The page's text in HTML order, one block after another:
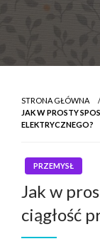
STRONA GŁÓWNA
JAK W PROSTY
ELEKTRYCZNEGO?
PRZEMYSŁ
Jak w
ciągłość